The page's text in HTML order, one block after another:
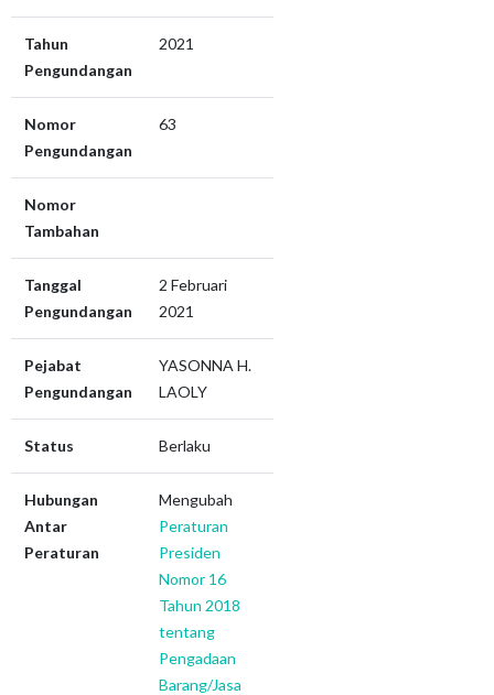
Tahun
Pengundangan
2021
Nomor
Pengundangan
63
Nomor
Tambahan
Tanggal
Pengundangan
2 Februari
2021
Pejabat
Pengundangan
YASONNA H.
LAOLY
Status Berlaku
Hubungan
Antar
Peraturan
Mengubah
Peraturan
Presiden
Nomor 16
Tahun 2018
tentang
Pengadaan
Barang/Jasa